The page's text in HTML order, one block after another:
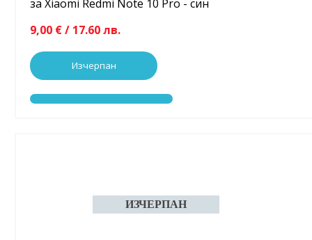
за Xiaomi Redmi Note 10 Pro - син
9,00 € / 17.60 лв.
Изчерпан